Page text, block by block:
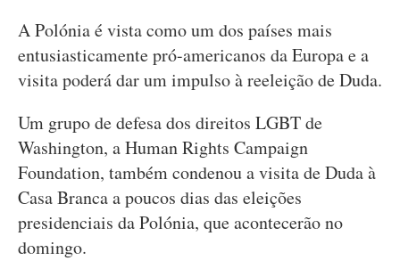
A Polónia é vista como um dos países mais
entusiasticamente pró-americanos da Europa e a
visita poderá dar um impulso à reeleição de Duda.
Um grupo de defesa dos direitos LGBT de
Washington, a Human Rights Campaign
Foundation, também condenou a visita de Duda à
Casa Branca a poucos dias das eleições
presidenciais da Polónia, que acontecerão no
domingo.